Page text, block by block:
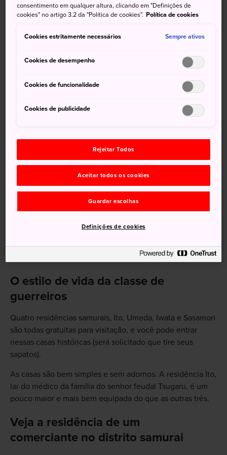
casas samurais e uma casa de um comerciante estão
abertas ao público.
Como chegar
O Distrito Samurai Hirosaki, também conhecido como
Castelo de Hirosaki
.
É uma caminhada de 35 minutos até o distrito samurai ou
O estilo de vida da classe de
guerreiros
Quatro residências samurais, Ito, Umeda, Iwata e Sasamori
são todas gratuitas para visitação, e você pode entrar
nessas casas históricas (será solicitado que tire seus
sapatos).
As casas são bem simples e sem adornos. A residência Ito,
lar do médico da família do senhor feudal Tsugaru, é um
pouco maior e mais bem equipada do que as outras três.
Veja a residência de um
comerciante no distrito samurai
consentimento em qualquer altura, clicando em "Definições de
cookies" no artigo 3.2 da "Política de cookies". Política de cookies
Cookies estritamente necessários Sempre ativos
Cookies de desempenho
Cookies de funcionalidade
Cookies de publicidade
Rejeitar Todos
Aceitar todos os cookies
Guardar escolhas
Definições de cookies